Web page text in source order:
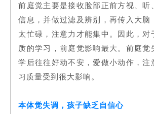
前庭觉主要是接收脸部正前方视、听
信息，并做过滤及辨别，再传入大脑
太忙碌，注意力才能集中。因此，对
质的学习，前庭觉影响最大。前庭觉
学后往往好动不安，爱做小动作，注
习质量受到很大影响。
本体觉失调，孩子缺乏自信心